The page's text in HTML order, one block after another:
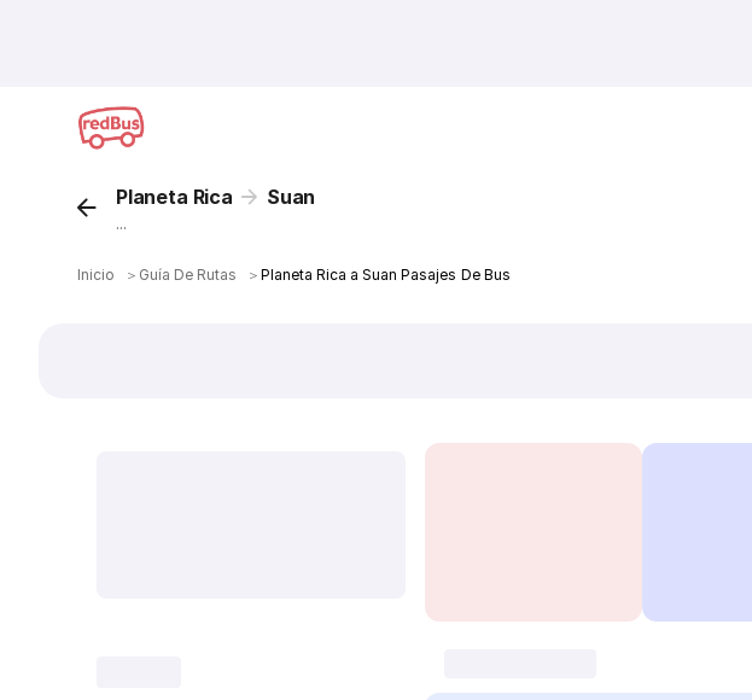
Planeta Rica Suan
...
Inicio ＞ Guía De Rutas ＞Planeta Rica a Suan Pasajes De Bus